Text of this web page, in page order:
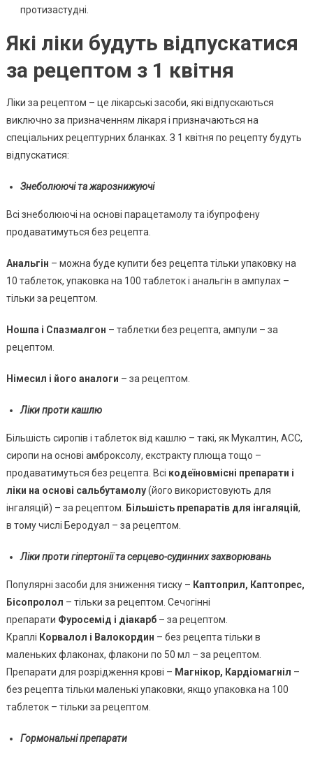
протизастудні.
Які ліки будуть відпускатися
за рецептом з 1 квітня
Ліки за рецептом – це лікарські засоби, які відпускаються
виключно за призначенням лікаря і призначаються на
спеціальних рецептурних бланках. З 1 квітня по рецепту будуть
відпускатися:
Знеболюючі та жарознижуючі
Всі знеболюючі на основі парацетамолу та ібупрофену
продаватимуться без рецепта.
Анальгін – можна буде купити без рецепта тільки упаковку на
10 таблеток, упаковка на 100 таблеток і анальгін в ампулах –
тільки за рецептом.
Ношпа і Спазмалгон – таблетки без рецепта, ампули – за
рецептом.
Німесил і його аналоги – за рецептом.
Ліки проти кашлю
Більшість сиропів і таблеток від кашлю – такі, як Мукалтин, ACC,
сиропи на основі амброксолу, екстракту плюща тощо –
продаватимуться без рецепта. Всі кодеїновмісні препарати і
ліки на основі сальбутамолу(його використовують для
інгаляцій) – за рецептом. Більшість препаратів для інгаляцій,
в тому числі Беродуал – за рецептом.
Ліки проти гіпертонії та серцево-судинних захворювань
Популярні засоби для зниження тиску – Каптоприл, Каптопрес,
Бісопролол – тільки за рецептом. Сечогінні
препарати Фуросемід і діакарб– за рецептом.
Краплі Корвалол і Валокордин – без рецепта тільки в
маленьких флаконах, флакони по 50 мл – за рецептом.
Препарати для розрідження крові – Магнікор, Кардіомагніл –
без рецепта тільки маленькі упаковки, якщо упаковка на 100
таблеток – тільки за рецептом.
Гормональні препарати